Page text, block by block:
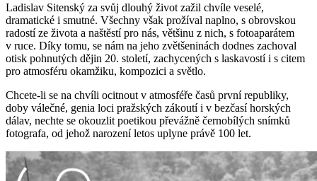
Ladislav Sitenský za svůj dlouhý život zažil chvíle veselé,
dramatické i smutné. Všechny však prožíval naplno, s obrovskou
radostí ze života a naštěstí pro nás, většinu z nich, s fotoaparátem
v ruce. Díky tomu, se nám na jeho zvětšeninách dodnes zachoval
otisk pohnutých dějin 20. století, zachycených s laskavostí i s citem
pro atmosféru okamžiku, kompozici a světlo.
Chcete-li se na chvíli ocitnout v atmosféře časů první republiky,
doby válečné, genia loci pražských zákoutí i v bezčasí horských
dálav, nechte se okouzlit poetikou převážně černobílých snímků
fotografa, od jehož narození letos uplyne právě 100 let.